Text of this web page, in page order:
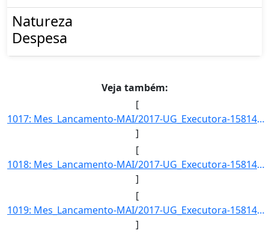
Natureza
Despesa
Veja também:
[
1017: Mes_Lancamento-MAI/2017-UG_Executora-158141-Acao_Governo-INST.FED.DE_EDUC.-CIENC.E_TEC.DO_RS-Item_In]
]
[
1018: Mes_Lancamento-MAI/2017-UG_Executora-158141-Acao_Governo-INST.FED.DE_EDUC.-CIENC.E_TEC.DO_RS-Item_In]
]
[
1019: Mes_Lancamento-MAI/2017-UG_Executora-158141-Acao_Governo-INST.FED.DE_EDUC.-CIENC.E_TEC.DO_RS-Item_In]
]